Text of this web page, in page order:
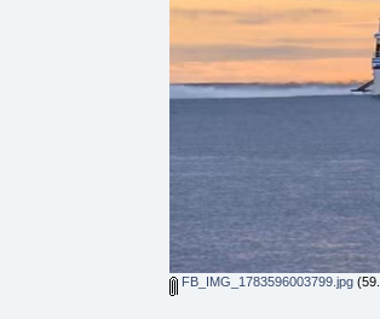
FB_IMG_1783596003799.jpg